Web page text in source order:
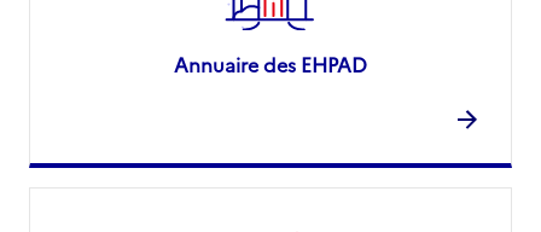
Annuaire des EHPAD